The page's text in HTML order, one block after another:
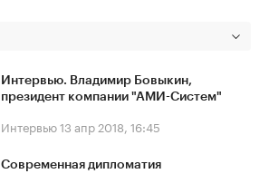
Интервью. Владимир Бовыкин,
президент компании "АМИ-Систем"
Интервью13 апр 2018, 16:45
Современная дипломатия